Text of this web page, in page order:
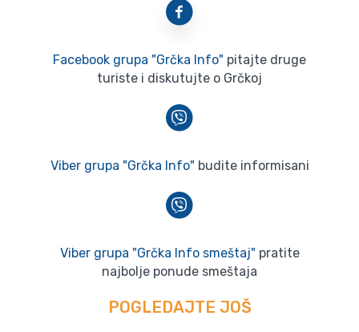
Facebook grupa "Grčka Info" pitajte druge
turiste i diskutujte o Grčkoj
Viber grupa "Grčka Info" budite informisani
Viber grupa "Grčka Info smeštaj" pratite
najbolje ponude smeštaja
POGLEDAJTE JOŠ